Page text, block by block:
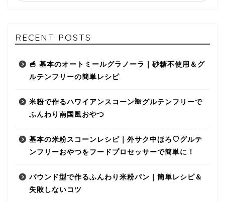
RECENT POSTS
🥣 基本のオートミールグラノーラ｜砂糖不使用＆グ
ルテンフリーの簡単レシピ
米粉で作るハワイアンスコーン🌺グルテンフリーで
ふんわり南国風おやつ
基本の米粉スコーンレシピ｜外サク中ほろ♡グルテ
ンフリーおやつをフードプロセッサーで簡単に！
パウンド型で作るふんわり米粉パン｜簡単レシピ＆
失敗しないコツ